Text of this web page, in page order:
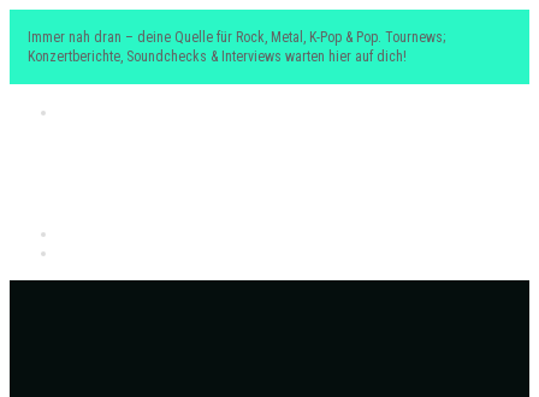
Immer nah dran – deine Quelle für Rock, Metal, K-Pop & Pop. Tournews;
Konzertberichte, Soundchecks & Interviews warten hier auf dich!